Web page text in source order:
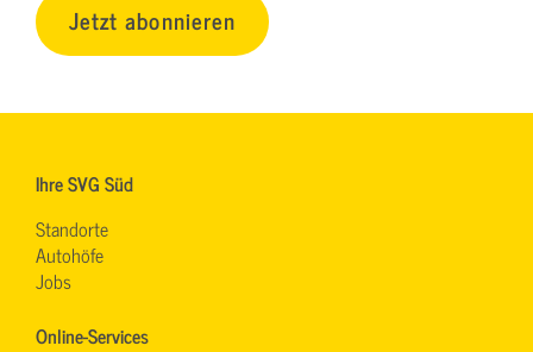
Jetzt abonnieren
Ihre SVG Süd
Standorte
Autohöfe
Jobs
Online-Services